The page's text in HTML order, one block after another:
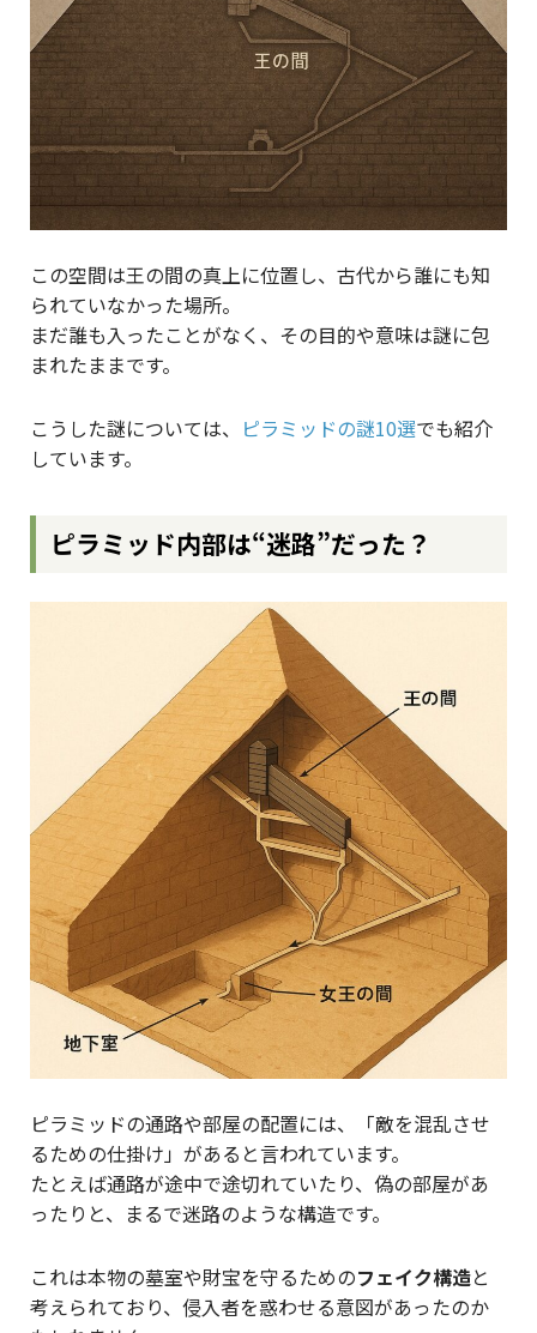
この空間は王の間の真上に位置し、古代から誰にも知
られていなかった場所。
まだ誰も入ったことがなく、その目的や意味は謎に包
まれたままです。
こうした謎については、 ピラミッドの謎10選でも紹介
しています。
ピラミッド内部は“迷路”だった？
ピラミッドの通路や部屋の配置には、「敵を混乱させ
るための仕掛け」があると言われています。
たとえば通路が途中で途切れていたり、偽の部屋があ
ったりと、まるで迷路のような構造です。
これは本物の墓室や財宝を守るためのフェイク構造と
考えられており、侵入者を惑わせる意図があったのか